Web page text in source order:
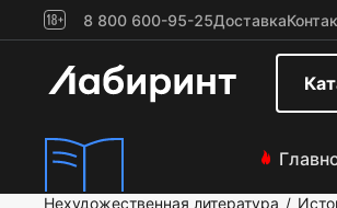
8 800 600-95-25Доставка
Нехудожественная литература /